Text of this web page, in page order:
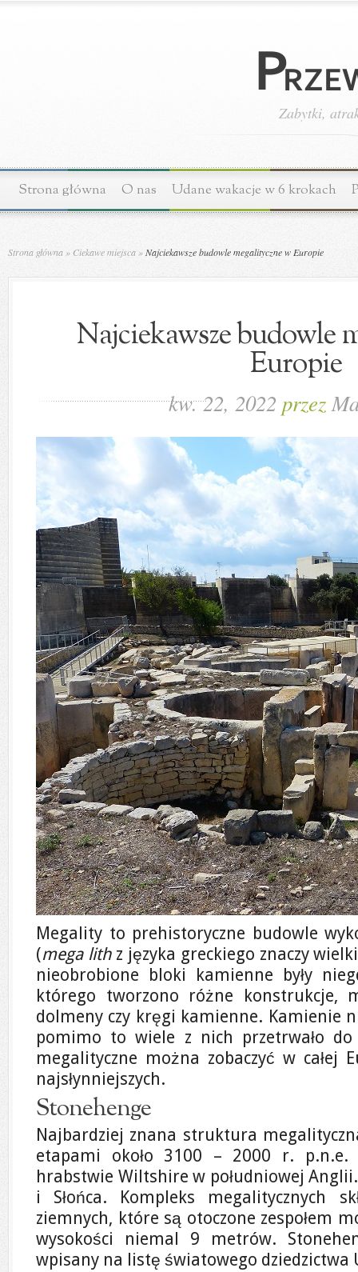
Zabytki,
Strona główna O nas Udane wakacje w 6 krokach
Strona główna » Ciekawe miejsca »Najciekawsze budowle megalityczne w Europie
Najciekawsze budowle
Europie
kw. 22, 2022 przez
Megality to prehistoryczne budowle
(mega lithz języka greckiego znaczy
nieobrobione bloki kamienne były
którego tworzono różne konstrukcje,
dolmeny czy kręgi kamienne. Kamienie
pomimo to wiele z nich przetrwało do
megalityczne można zobaczyć w całej
najsłynniejszych.
Stonehenge
Najbardziej znana struktura
etapami około 3100 – 2000 r.
hrabstwie Wiltshire w południowej Anglii.
i Słońca. Kompleks megalitycznych
ziemnych, które są otoczone zespołem
wysokości niemal 9 metrów.
wpisany na listę światowego dziedzictwa